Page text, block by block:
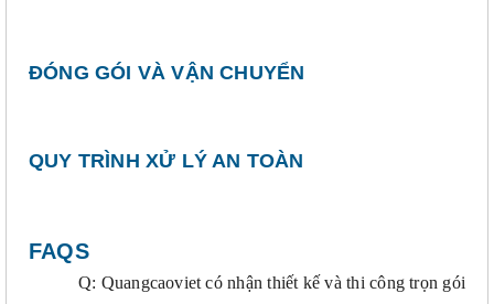
ĐÓNG GÓI VÀ VẬN CHUYỂN
QUY TRÌNH XỬ LÝ AN TOÀN
FAQS
Q: Quangcaoviet có nhận thiết kế và thi công trọn gói